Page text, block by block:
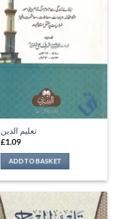
تعلیم الدین
£1.09
ADD TO BASKET